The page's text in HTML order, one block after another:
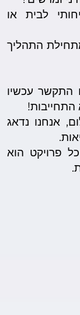
לבית או
מתחילת התהליך
התקשר עכשיו
התחייבות!
אנחנו נדאג
פרויקט הוא